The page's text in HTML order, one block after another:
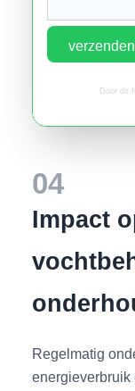
verzenden
Door dit
04
Impact
Regelmatig
energieverbruik